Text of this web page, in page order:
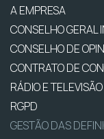
A EMPRESA
CONSELHO GERAL
CONSELHO DE
CONTRATO DE
RÁDIO E TELEVISÃO
RGPD
GESTÃO DAS